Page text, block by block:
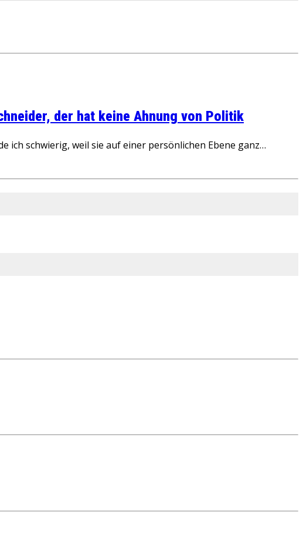
der hat keine Ahnung von Politik
ich schwierig, weil sie auf einer persönlichen Ebene ganz…